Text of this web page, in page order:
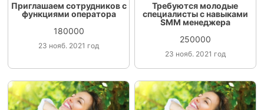
Приглашаем сотрудников с
функциями оператора
180000
23 нояб. 2021 год
Требуются молодые
специалисты с навыками
SMM менеджера
250000
23 нояб. 2021 год